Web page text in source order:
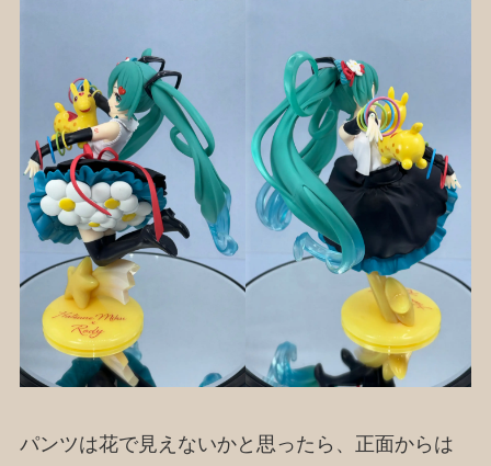
パンツは花で見えないかと思ったら、正面からは